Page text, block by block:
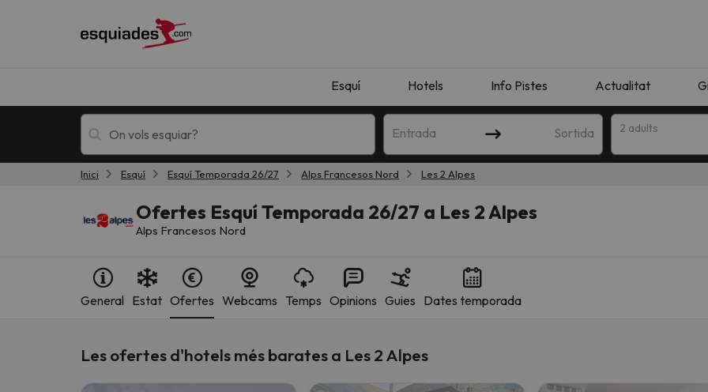
Esquí Hotels Info Pistes Actualitat
Entrada Sortida 2 adults
Esquí Escapades
Inici Esquí Esquí Temporada 26/27 Alps Francesos Nord Les 2 Alpes
Ofertes Esquí Temporada 26/27 a Les 2 Alpes
Alps Francesos Nord
General Estat Ofertes Webcams Temps Opinions Guies Dates temporada
Les ofertes d'hotels més barates a Les 2 Alpes